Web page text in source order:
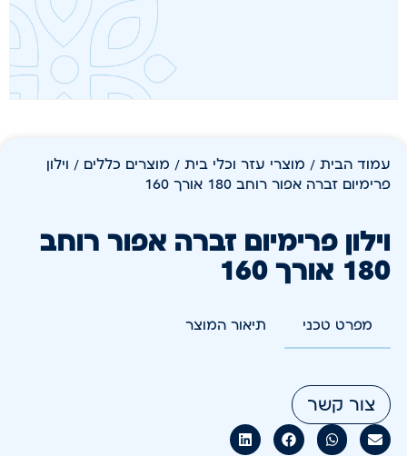
עמוד הבית / מוצרי עזר וכלי בית / מוצרים כללים / וילון
פרימיום זברה אפור רוחב 180 אורך 160
וילון פרימיום זברה אפור רוחב
180 אורך 160
מפרט טכני תיאור המוצר
צור קשר